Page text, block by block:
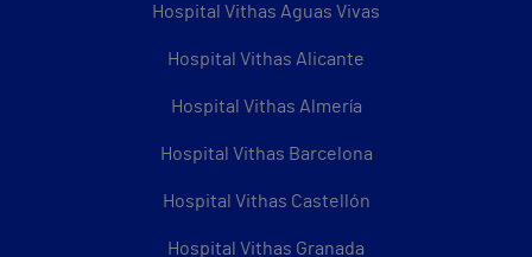
Hospital Vithas Aguas Vivas
Hospital Vithas Alicante
Hospital Vithas Almería
Hospital Vithas Barcelona
Hospital Vithas Castellón
Hospital Vithas Granada